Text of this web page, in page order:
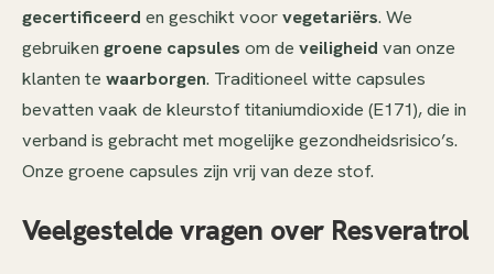
gecertificeerd en geschikt voorvegetariërs. We
gebruiken groene capsules om de veiligheid van onze
klanten te waarborgen. Traditioneel witte capsules
bevatten vaak de kleurstof titaniumdioxide (E171), die in
verband is gebracht met mogelijke gezondheidsrisico’s.
Onze groene capsules zijn vrij van deze stof.
Veelgestelde vragen over Resveratrol